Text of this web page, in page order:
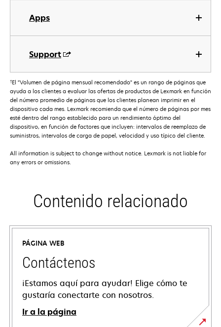
Apps
Support
†El "Volumen de página mensual recomendado" es un rango de páginas que
ayuda a los clientes a evaluar las ofertas de productos de Lexmark en función
del número promedio de páginas que los clientes planean imprimir en el
dispositivo cada mes. Lexmark recomienda que el número de páginas por mes
esté dentro del rango establecido para un rendimiento óptimo del
dispositivo, en función de factores que incluyen: intervalos de reemplazo de
suministros, intervalos de carga de papel, velocidad y uso típico del cliente.
All information is subject to change without notice. Lexmark is not liable for
any errors or omissions.
Contenido relacionado
PÁGINA WEB
Contáctenos
¡Estamos aquí para ayudar! Elige cómo te
gustaría conectarte con nosotros.
Ir a la página